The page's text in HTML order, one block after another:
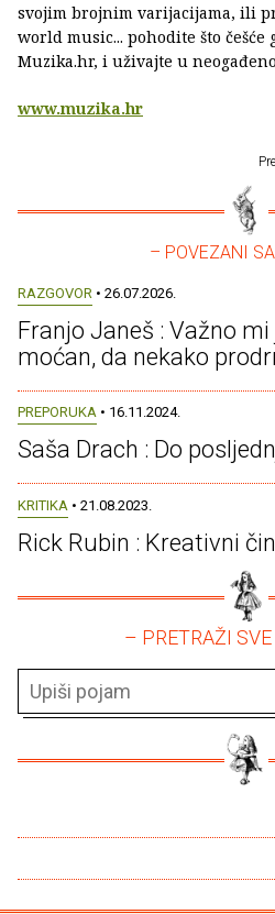
svojim brojnim varijacijama, ili
world music... pohodite što
Muzika.hr, i uživajte u
www.muzika.hr
– POVEZANI
RAZGOVOR • 26.07.2026.
Franjo Janeš : Važno
moćan, da nekako
PREPORUKA • 16.11.2024.
Saša Drach : Do
KRITIKA • 21.08.2023.
Rick Rubin : Kreativni čin
– PRETRAŽI